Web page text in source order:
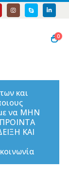
0
και
να ΜΗΝ
ΚΑΙ